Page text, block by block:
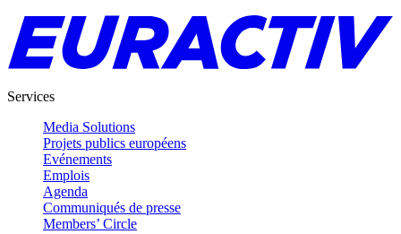
Services
Media Solutions
Projets publics européens
Evénements
Emplois
Agenda
Communiqués de presse
Members’ Circle